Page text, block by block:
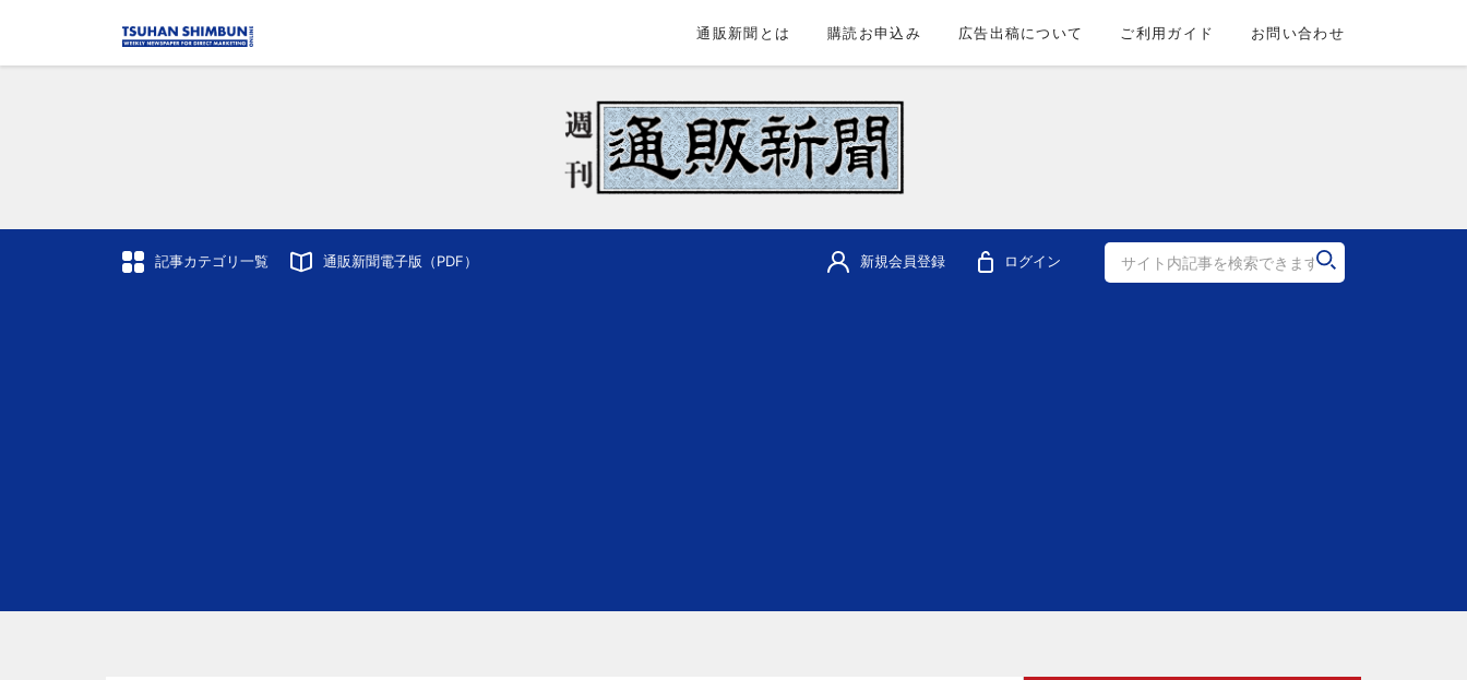
通販新聞とは 購読お申込み 広告出稿について ご利用ガイド お問い合わせ
記事カテゴリ一覧 通販新聞電子版（PDF） 新規会員登録 ログイン